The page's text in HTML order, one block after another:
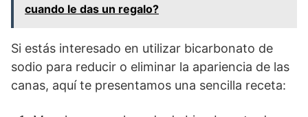
cuando le das un regalo?
Si estás interesado en utilizar bicarbonato de
sodio para reducir o eliminar la apariencia de las
canas, aquí te presentamos una sencilla receta: